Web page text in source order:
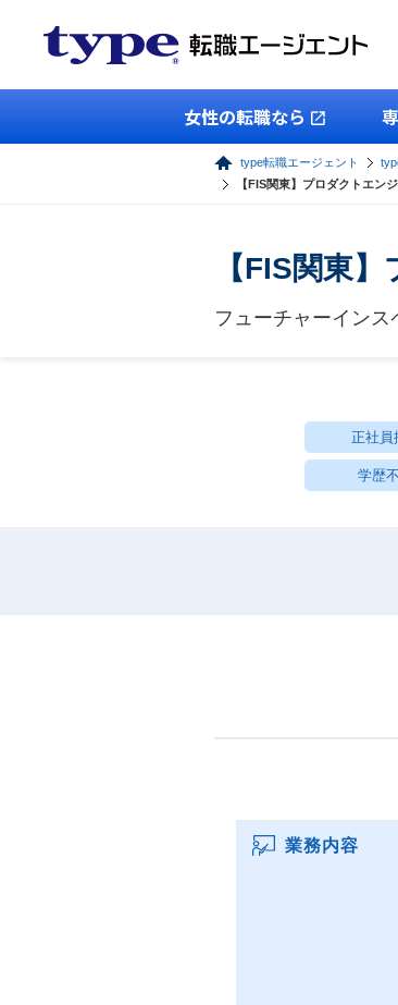
女性の転職なら
type転職エージェント
【FIS関東】プロダクトエン
【FIS関東
フューチャーイン
正社員
学歴
業務内容